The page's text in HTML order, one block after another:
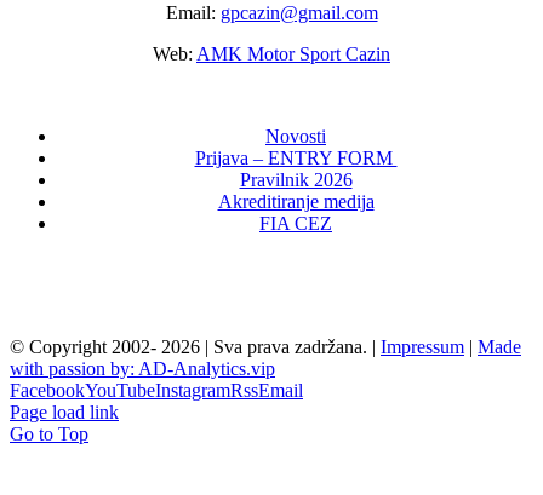
Email: gpcazin@gmail.com
Web: AMK Motor Sport Cazin
Novosti
Prijava – ENTRY FORM
Pravilnik 2026
Akreditiranje medija
FIA CEZ
© Copyright 2002- 2026 | Sva prava zadržana. | Impressum | Made
with passion by: AD-Analytics.vip
FacebookYouTubeInstagramRssEmail
Page load link
Go to Top